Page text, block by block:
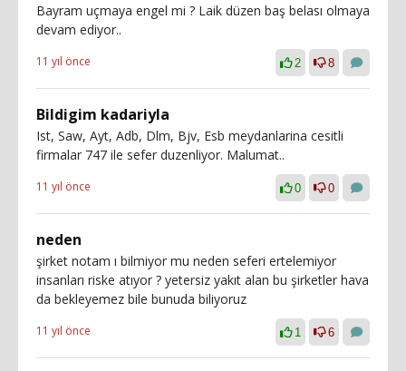
Bayram uçmaya engel mi ? Laik düzen baş belası olmaya
devam ediyor..
11 yıl önce 2 8
Bildigim kadariyla
Ist, Saw, Ayt, Adb, Dlm, Bjv, Esb meydanlarina cesitli
firmalar 747 ile sefer duzenliyor. Malumat..
11 yıl önce 0 0
neden
şirket notam ı bilmiyor mu neden seferi ertelemiyor
insanları riske atıyor ? yetersiz yakıt alan bu şirketler hava
da bekleyemez bile bunuda biliyoruz
11 yıl önce 1 6